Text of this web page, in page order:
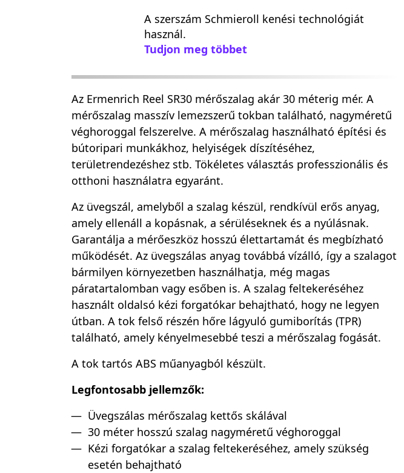
A szerszám Schmieroll kenési technológiát
használ.
Tudjon meg többet
Az Ermenrich Reel SR30 mérőszalag akár 30 méterig mér. A
mérőszalag masszív lemezszerű tokban található, nagyméretű
véghoroggal felszerelve. A mérőszalag használható építési és
bútoripari munkákhoz, helyiségek díszítéséhez,
területrendezéshez stb. Tökéletes választás professzionális és
otthoni használatra egyaránt.
Az üvegszál, amelyből a szalag készül, rendkívül erős anyag,
amely ellenáll a kopásnak, a sérüléseknek és a nyúlásnak.
Garantálja a mérőeszköz hosszú élettartamát és megbízható
működését. Az üvegszálas anyag továbbá vízálló, így a szalagot
bármilyen környezetben használhatja, még magas
páratartalomban vagy esőben is. A szalag feltekeréséhez
használt oldalsó kézi forgatókar behajtható, hogy ne legyen
útban. A tok felső részén hőre lágyuló gumiborítás (TPR)
található, amely kényelmesebbé teszi a mérőszalag fogását.
A tok tartós ABS műanyagból készült.
Legfontosabb jellemzők:
Üvegszálas mérőszalag kettős skálával
30 méter hosszú szalag nagyméretű véghoroggal
Kézi forgatókar a szalag feltekeréséhez, amely szükség
esetén behajtható